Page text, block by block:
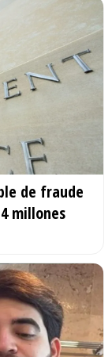
de fraude
millones